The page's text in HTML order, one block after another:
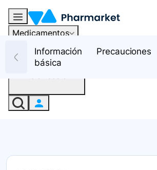
Medicamentos
RecursosInformación
básica
Precauciones